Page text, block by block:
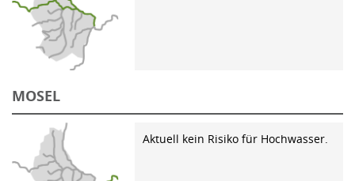
MOSEL
Aktuell kein Risiko für Hochwasser.